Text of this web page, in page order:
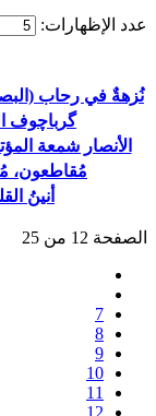
عدد الإظهارات:
نُزهةٌ في رحاب
گرباچوف
الأنصار شمعة
مُقاطعون،
أنينُ
الصفحة 12 من 25
7
8
9
10
11